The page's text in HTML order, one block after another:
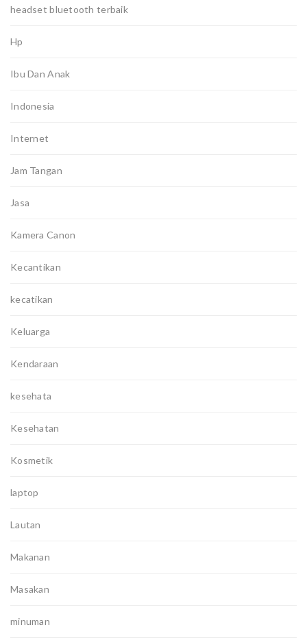
headset bluetooth terbaik
Hp
Ibu Dan Anak
Indonesia
Internet
Jam Tangan
Jasa
Kamera Canon
Kecantikan
kecatikan
Keluarga
Kendaraan
kesehata
Kesehatan
Kosmetik
laptop
Lautan
Makanan
Masakan
minuman